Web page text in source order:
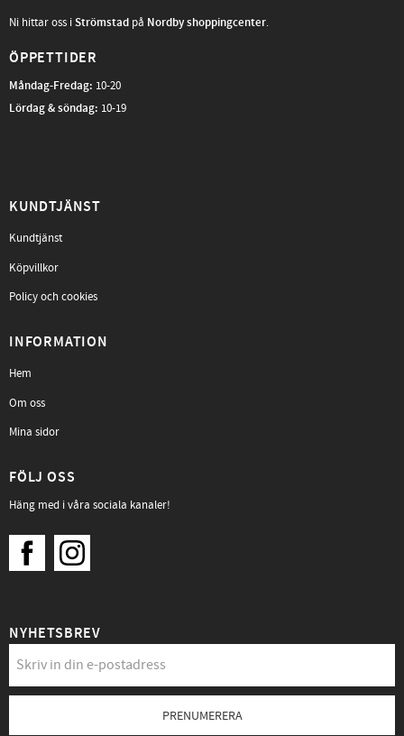
Ni hittar oss iStrömstad på Nordby shoppingcenter.
ÖPPETTIDER
Måndag-Fredag: 10-20
Lördag & söndag: 10-19
KUNDTJÄNST
Kundtjänst
Köpvillkor
Policy och cookies
INFORMATION
Hem
Om oss
Mina sidor
FÖLJ OSS
Häng med i våra sociala kanaler!
NYHETSBREV
PRENUMERERA